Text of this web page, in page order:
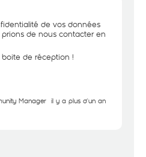
de vos données
de nous contacter en
de réception !
Manager il y a plus d'un an